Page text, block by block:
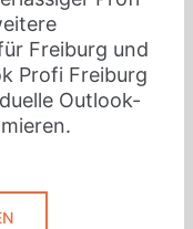
Freiburg und
Profi Freiburg
Outlook-